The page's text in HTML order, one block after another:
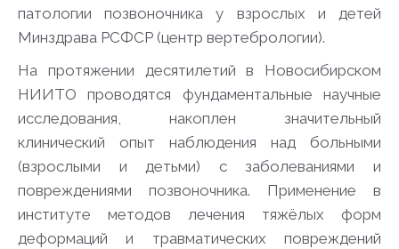
патологии позвоночника у взрослых и детей
Минздрава РСФСР (центр вертебрологии).
На протяжении десятилетий в Новосибирском
НИИТО проводятся фундаментальные научные
исследования, накоплен значительный
клинический опыт наблюдения над больными
(взрослыми и детьми) с заболеваниями и
повреждениями позвоночника. Применение в
институте методов лечения тяжёлых форм
деформаций и травматических повреждений